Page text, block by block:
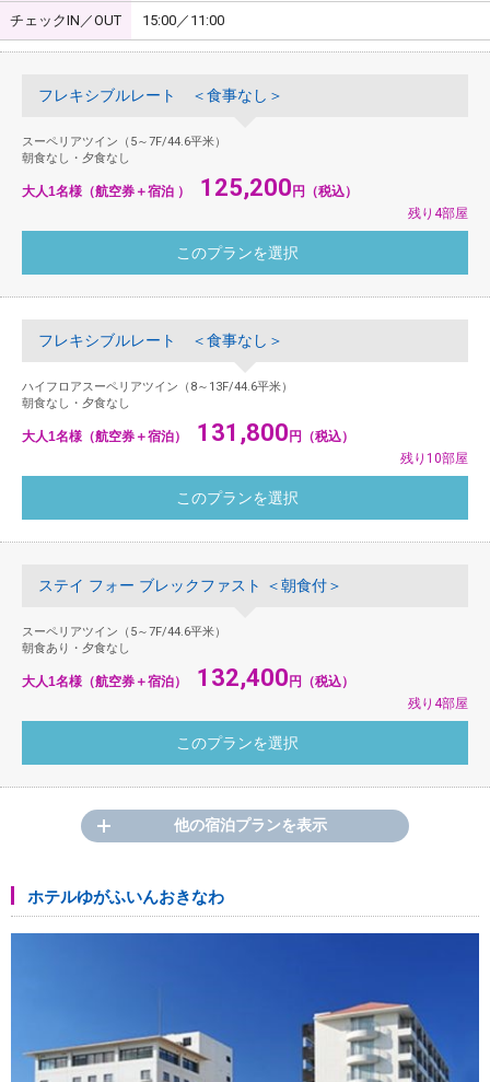
チェックIN／OUT 15:00／11:00
フレキシブルレート ＜食事なし＞
スーペリアツイン（5～7F/44.6平米）
朝食なし・夕食なし
大人1名様（航空券＋宿泊 ） 125,200 円（税込）
残り4部屋
フレキシブルレート ＜食事なし＞
ハイフロアスーペリアツイン（8～13F/44.6平米）
朝食なし・夕食なし
大人1名様（航空券＋宿泊） 131,800 円（税込）
残り10部屋
ステイ フォー ブレックファスト ＜朝食付＞
スーペリアツイン（5～7F/44.6平米）
朝食あり・夕食なし
大人1名様（航空券＋宿泊） 132,400 円（税込）
残り4部屋
他の宿泊プランを表示
ホテルゆがふいんおきなわ